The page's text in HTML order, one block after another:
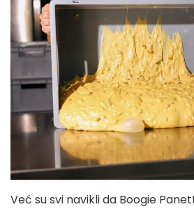
Već su svi navikli da Boogie